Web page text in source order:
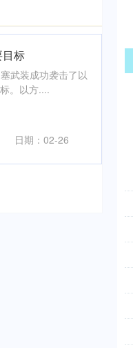
标
武装成功袭击了以
。以方....
日期：02-26